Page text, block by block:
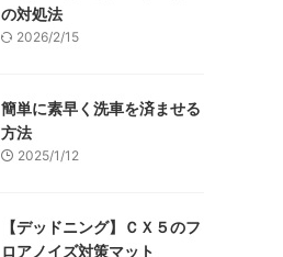
の対処法
2026/2/15
簡単に素早く洗車を済ませる
方法
2025/1/12
【デッドニング】ＣＸ５のフ
ロアノイズ対策マット